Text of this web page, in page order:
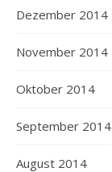
Dezember 2014
November 2014
Oktober 2014
September 2014
August 2014